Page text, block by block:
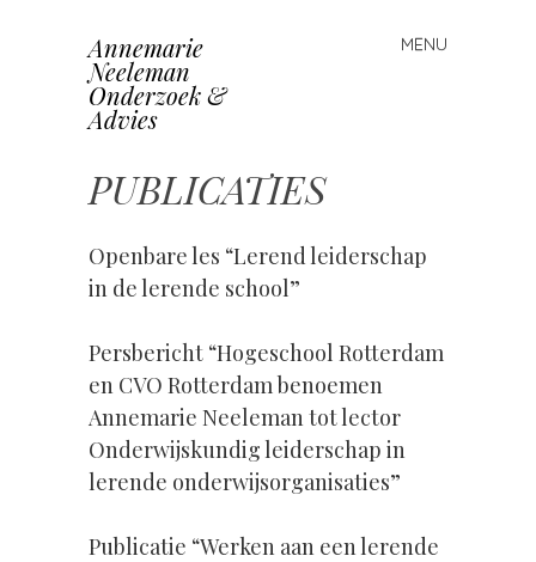
Annemarie
Neeleman
Onderzoek &
Advies
MENU
Skip
to
content
PUBLICATIES
Openbare les “Lerend leiderschap
in de lerende school”
Persbericht “Hogeschool Rotterdam
en CVO Rotterdam benoemen
Annemarie Neeleman tot lector
Onderwijskundig leiderschap in
lerende onderwijsorganisaties”
Publicatie “Werken aan een lerende